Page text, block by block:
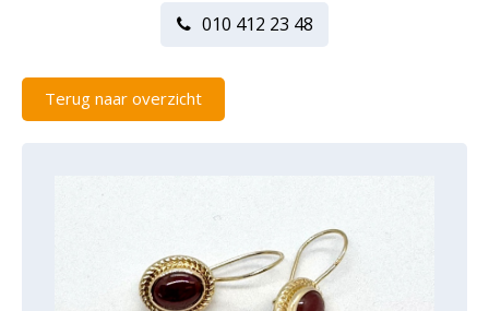
010 412 23 48
Terug naar overzicht